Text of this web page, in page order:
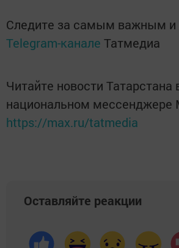
Следите за самым важным и
Telegram-канале Татмедиа
Читайте новости Татарстана
национальном мессенджере
https://max.ru/tatmedia
Оставляйте реакции